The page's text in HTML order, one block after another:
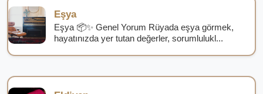
Eşya
Eşya 📦✨ Genel Yorum Rüyada eşya görmek,
hayatınızda yer tutan değerler, sorumlulukl...